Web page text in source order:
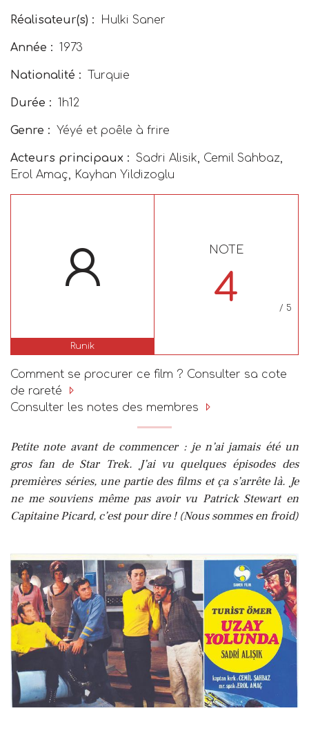
Réalisateur(s) : Hulki Saner
Année : 1973
Nationalité : Turquie
Durée : 1h12
Genre : Yéyé et poêle à frire
Acteurs principaux :
Sadri Alisik, Cemil Sahbaz,
Erol Amaç, Kayhan Yildizoglu
Runik
NOTE
4 / 5
Comment se procurer ce film ? Consulter sa cote
de rareté
Consulter les notes des membres
Petite note avant de commencer : je n’ai jamais été un
gros fan de Star Trek. J’ai vu quelques épisodes des
premières séries, une partie des films et ça s’arrête là. Je
ne me souviens même pas avoir vu Patrick Stewart en
Capitaine Picard, c’est pour dire ! (Nous sommes en froid)